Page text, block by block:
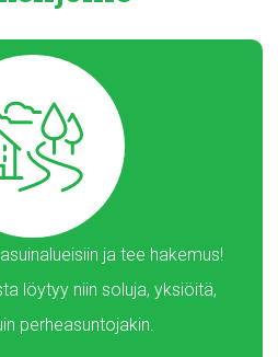
ja tee hakemus!
löytyy niin soluja, yksiöitä,
perheasuntojakin.